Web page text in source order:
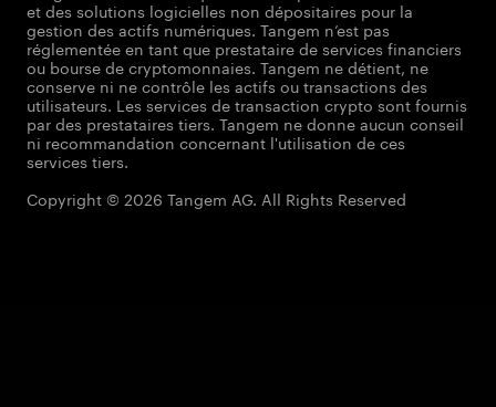
et des solutions logicielles non dépositaires pour la
gestion des actifs numériques. Tangem n’est pas
réglementée en tant que prestataire de services financiers
ou bourse de cryptomonnaies. Tangem ne détient, ne
conserve ni ne contrôle les actifs ou transactions des
utilisateurs. Les services de transaction crypto sont fournis
par des prestataires tiers. Tangem ne donne aucun conseil
ni recommandation concernant l'utilisation de ces
services tiers.